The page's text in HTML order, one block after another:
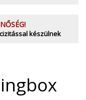
készülnek